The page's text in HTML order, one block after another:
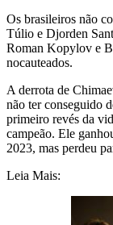
Os brasileiros não
Túlio e Djorden
Roman Kopylov e
nocauteados.
A derrota de
não ter conseguido
primeiro revés da
campeão. Ele
2023, mas perdeu
Leia Mais: